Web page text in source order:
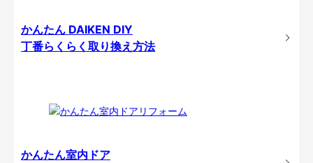
かんたん DAIKEN DIY
丁番らくらく取り換え方法
かんたん室内ドア